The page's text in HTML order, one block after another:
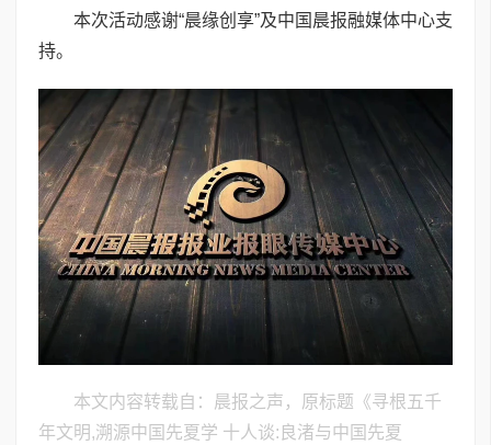
本次活动感谢“晨缘创享”及中国晨报融媒体中心支
持。
本文内容转载自：晨报之声，原标题《寻根五千
年文明,溯源中国先夏学 十人谈:良渚与中国先夏